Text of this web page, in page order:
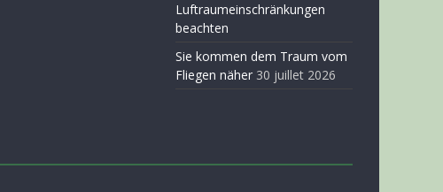
Luftraumeinschränkungen
beachten
Sie kommen dem Traum vom
Fliegen näher 30 juillet 2026